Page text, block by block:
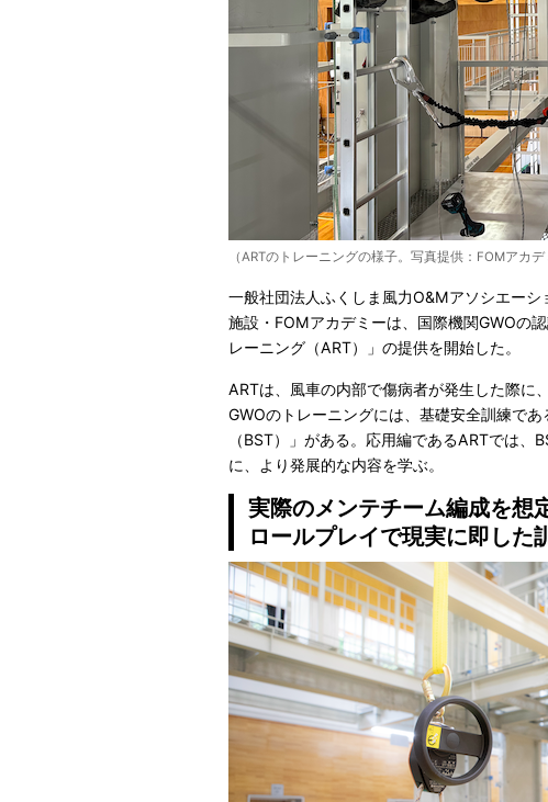
（ARTのトレーニングの様子。写真提供：FOMアカデ
一般社団法人ふくしま風力O&Mアソシエー
施設・FOMアカデミーは、国際機関GWOの
レーニング（ART）」の提供を開始した。
ARTは、風車の内部で傷病者が発生した際に
GWOのトレーニングには、基礎安全訓練で
（BST）」がある。応用編であるARTでは
に、より発展的な内容を学ぶ。
実際のメンテチーム編成を想
ロールプレイで現実に即した